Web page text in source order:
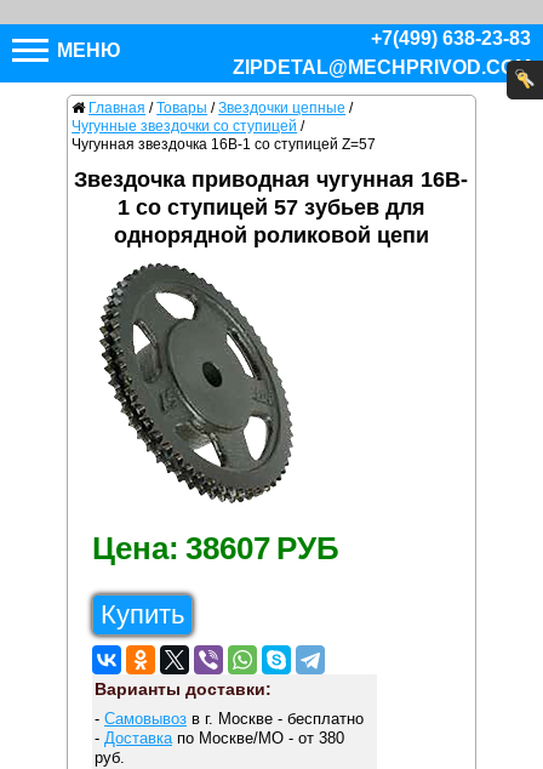
МЕНЮ
+7(499) 638-23-83
ZIPDETAL@MECHPRIVOD.COM
Главная / Товары / Звездочки цепные /
Чугунные звездочки со ступицей /
Чугунная звездочка 16B-1 со ступицей Z=57
Звездочка приводная чугунная 16B-
1 со ступицей 57 зубьев для
однорядной роликовой цепи
Цена: 38607 РУБ
Купить
Варианты доставки:
- Самовывозв г. Москве - бесплатно
- Доставкапо Москве/МО - от 380
руб.